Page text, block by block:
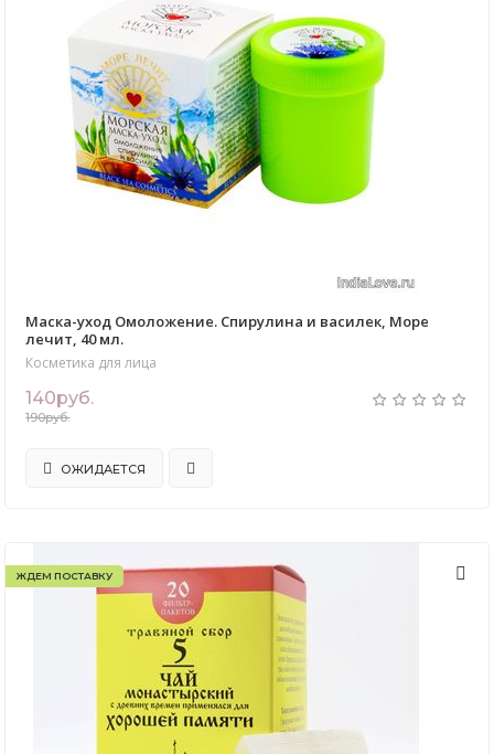
Маска-уход Омоложение. Спирулина и василек, Море
лечит, 40 мл.
Косметика для лица
140руб.
190руб.
ОЖИДАЕТСЯ
ЖДЕМ ПОСТАВКУ